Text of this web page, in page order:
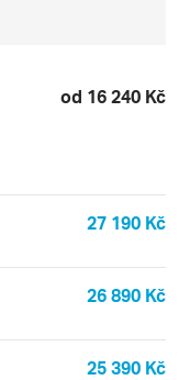
od 16 240 Kč
27 190 Kč
26 890 Kč
25 390 Kč